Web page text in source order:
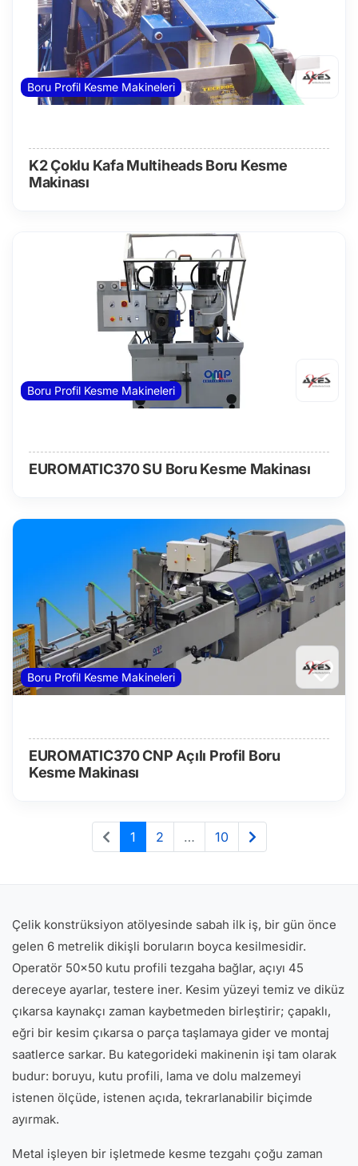
Boru Profil Kesme Makineleri
K2 Çoklu Kafa Multiheads Boru Kesme
Makinası
Boru Profil Kesme Makineleri
EUROMATIC370 SU Boru Kesme Makinası
Boru Profil Kesme Makineleri
EUROMATIC370 CNP Açılı Profil Boru
Kesme Makinası
1 2 … 10
Çelik konstrüksiyon atölyesinde sabah ilk iş, bir gün önce
gelen 6 metrelik dikişli boruların boyca kesilmesidir.
Operatör 50x50 kutu profili tezgaha bağlar, açıyı 45
dereceye ayarlar, testere iner. Kesim yüzeyi temiz ve diküz
çıkarsa kaynakçı zaman kaybetmeden birleştirir; çapaklı,
eğri bir kesim çıkarsa o parça taşlamaya gider ve montaj
saatlerce sarkar. Bu kategorideki makinenin işi tam olarak
budur: boruyu, kutu profili, lama ve dolu malzemeyi
istenen ölçüde, istenen açıda, tekrarlanabilir biçimde
ayırmak.
Metal işleyen bir işletmede kesme tezgahı çoğu zaman